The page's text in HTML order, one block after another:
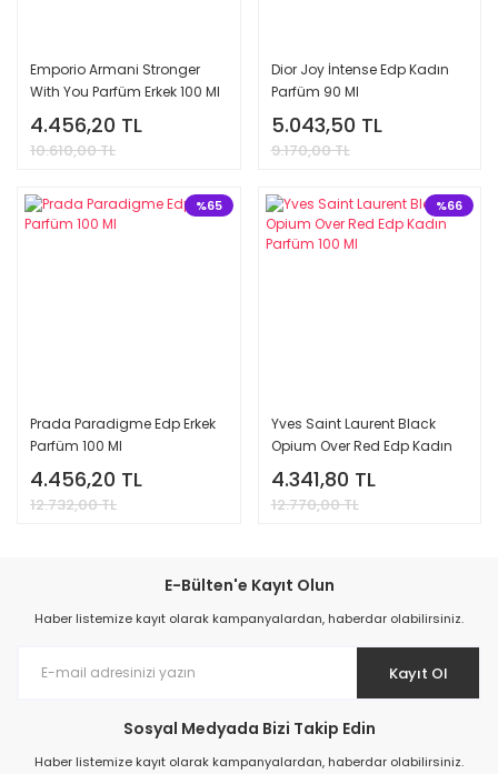
Emporio Armani Stronger
With You Parfüm Erkek 100 Ml
4.456,20 TL
10.610,00 TL
Dior Joy İntense Edp Kadın
Parfüm 90 Ml
5.043,50 TL
9.170,00 TL
%65
Prada Paradigme Edp Erkek
Parfüm 100 Ml
4.456,20 TL
12.732,00 TL
%66
Yves Saint Laurent Black
Opium Over Red Edp Kadın
Parfüm 100 Ml
4.341,80 TL
12.770,00 TL
E-Bülten'e Kayıt Olun
Haber listemize kayıt olarak kampanyalardan, haberdar olabilirsiniz.
Kayıt Ol
Sosyal Medyada Bizi Takip Edin
Haber listemize kayıt olarak kampanyalardan, haberdar olabilirsiniz.